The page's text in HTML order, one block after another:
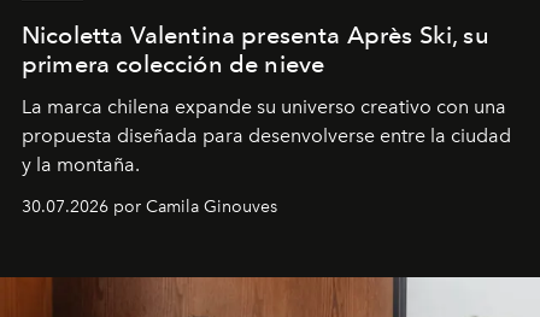
Nicoletta Valentina presenta Après Ski, su
primera colección de nieve
La marca chilena expande su universo creativo con una
propuesta diseñada para desenvolverse entre la ciudad
y la montaña.
30.07.2026 por Camila Ginouves